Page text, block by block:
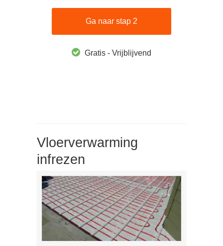
Ga naar stap 2
Gratis - Vrijblijvend
Vloerverwarming
infrezen